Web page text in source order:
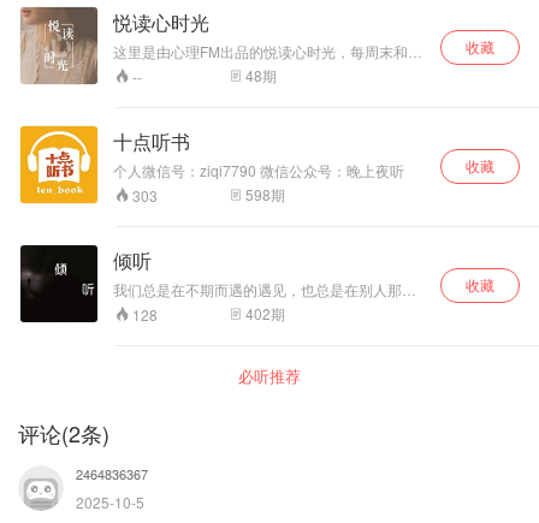
悦读心时光
这里是由心理FM出品的悦读心时光，每周末和你
分享一本治愈心灵的好书或一篇心灵美文。 如果
喜欢我们这个栏目，下载心理FMapp，搜索悦读
-- 48期
收藏
十点听书
个人微信号：ziqi7790 微信公众号：晚上夜听
303
598期
收藏
倾听
我们总是在不期而遇的遇见，也总是在别人那里
聆听着我们自己的故事，那么相似，那么感动，
倾听，倾听你的故事
128 402期
收藏
必听推荐
评论(2条)
2464836367
2025-10-5